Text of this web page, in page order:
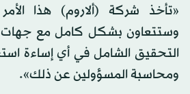
«تأخذ شركة (ألاروم) هذا
وستتعاون بشكل كامل مع جهات
التحقيق الشامل في ​أي إساءة
ومحاسبة المسؤولين عن ذلك».